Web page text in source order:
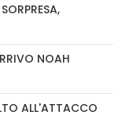
NOAH
ALL'ATTACCO